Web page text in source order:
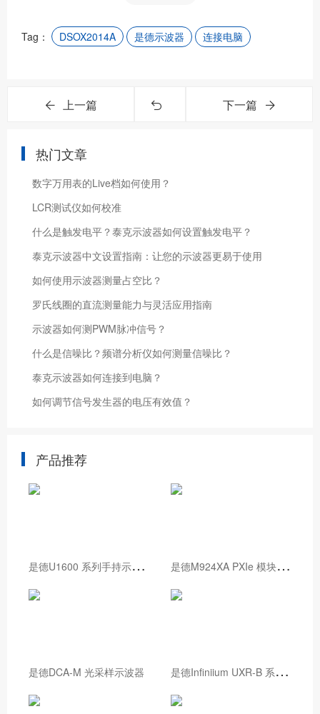
Tag： DSOX2014A 是德示波器 连接电脑
上一篇 下一篇
热门文章
数字万用表的Live档如何使用？
LCR测试仪如何校准
什么是触发电平？泰克示波器如何设置触发电平？
泰克示波器中文设置指南：让您的示波器更易于使用
如何使用示波器测量占空比？
罗氏线圈的直流测量能力与灵活应用指南
示波器如何测PWM脉冲信号？
什么是信噪比？频谱分析仪如何测量信噪比？
泰克示波器如何连接到电脑？
如何调节信号发生器的电压有效值？
产品推荐
是
德U1600 系列手持示波器 是
德M924XA PXIe 模块化示波器
是德DCA-M 光采样示波器 是
德Infiniium UXR-B 系列示波器